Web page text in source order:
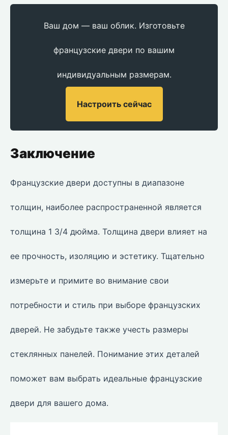
Ваш дом — ваш облик. Изготовьте
французские двери по вашим
индивидуальным размерам.
Настроить сейчас
Заключение
Французские двери доступны в диапазоне
толщин, наиболее распространенной является
толщина 1 3/4 дюйма. Толщина двери влияет на
ее прочность, изоляцию и эстетику. Тщательно
измерьте и примите во внимание свои
потребности и стиль при выборе французских
дверей. Не забудьте также учесть размеры
стеклянных панелей. Понимание этих деталей
поможет вам выбрать идеальные французские
двери для вашего дома.